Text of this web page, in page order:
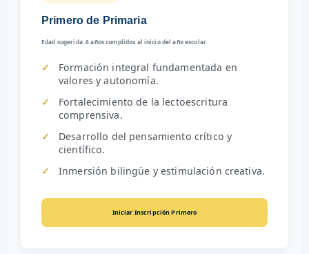
Primero de Primaria
Edad sugerida: 6 años cumplidos al inicio del año escolar.
Formación integral fundamentada en
valores y autonomía.
Fortalecimiento de la lectoescritura
comprensiva.
Desarrollo del pensamiento crítico y
científico.
Inmersión bilingüe y estimulación creativa.
Iniciar Inscripción Primero